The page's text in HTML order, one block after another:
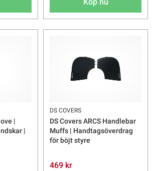
|
|
DS COVERS
DS Covers ARCS Handlebar
Muffs | Handtagsöverdrag
för böjt styre
469 kr